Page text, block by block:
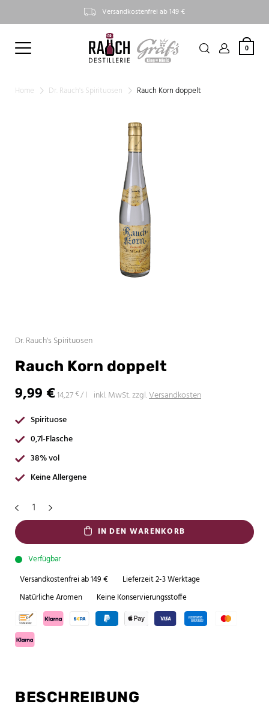
Versandkostenfrei ab 149 €
0
Home Dr. Rauch's Spirituosen Rauch Korn doppelt
Dr. Rauch's Spirituosen
Rauch Korn doppelt
9,99 €14,27€/l inkl. MwSt.zzgl.Versandkosten
Spirituose
0,7l-Flasche
38% vol
Keine Allergene
IN DEN WARENKORB
Verfügbar
Versandkostenfrei ab 149 €
Lieferzeit 2-3 Werktage
Natürliche Aromen
Keine Konservierungsstoffe
BESCHREIBUNG